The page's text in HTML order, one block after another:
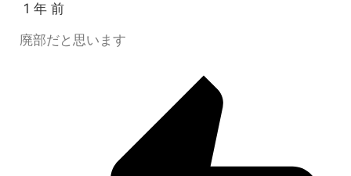
1 年 前
廃部だと思います